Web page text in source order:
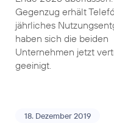
Gegenzug erhält
jährliches
haben sich die beiden
Unternehmen jetzt
geeinigt.
18. Dezember 2019